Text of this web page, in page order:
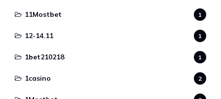
11Mostbet 1
12-14.11 1
1bet210218 1
1casino 2